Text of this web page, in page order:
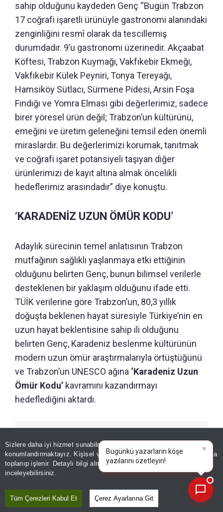
Sizlere daha iyi hizmet sunabilmek adına sitemizde
konumlandırmaktayız. Kişisel verileriniz, KVKK ve GDPR kapsamında
toplanıp işlenir. Detaylı bilgi almak içinAydınlatma Metnimizi
inceleyebilirsiniz.
Tüm Çerezleri Kabul Et Çerez Ayarlarına Git
sahip olduğunu kaydeden Genç “Bugün Trabzon
17 coğrafi işaretli ürünüyle gastronomi alanındaki
zenginliğini resmî olarak da tescillemiş
durumdadır. 9’u gastronomi üzerinedir. Akçaabat
Köftesi, Trabzon Kuymağı, Vakfıkebir Ekmeği,
Vakfıkebir Külek Peyniri, Tonya Tereyağı,
Hamsiköy Sütlacı, Sürmene Pidesi, Arsin Foşa
Fındığı ve Yomra Elması gibi değerlerimiz, sadece
birer yöresel ürün değil; Trabzon’un kültürünü,
emeğini ve üretim geleneğini temsil eden önemli
miraslardır. Bu değerlerimizi korumak, tanıtmak
ve coğrafi işaret potansiyeli taşıyan diğer
ürünlerimizi de kayıt altına almak öncelikli
hedeflerimiz arasındadır” diye konuştu.
‘KARADENİZ UZUN ÖMÜR KODU’
Adaylık sürecinin temel anlatısının Trabzon
mutfağının sağlıklı yaşlanmaya etki ettiğinin
olduğunu belirten Genç, bunun bilimsel verilerle
desteklenen bir yaklaşım olduğunu ifade etti.
TÜİK verilerine göre Trabzon’un, 80,3 yıllık
doğuşta beklenen hayat süresiyle Türkiye’nin en
uzun hayat beklentisine sahip ili olduğunu
belirten Genç, Karadeniz beslenme kültürünün
modern uzun ömür araştırmalarıyla örtüştüğünü
ve Trabzon’un UNESCO ağına ‘Karadeniz Uzun
Ömür Kodu’ kavramını kazandırmayı
hedeflediğini aktardı.
Bugünkü yazarların köşe